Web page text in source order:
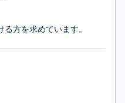
方を求めています。